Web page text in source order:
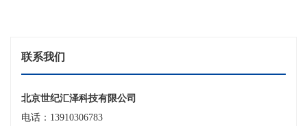
联系我们
北京世纪汇泽科技有限公司
电话：13910306783